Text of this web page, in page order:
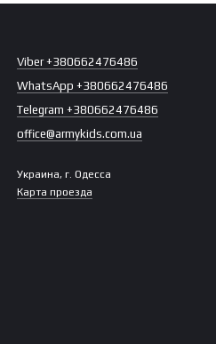
Viber +380662476486
WhatsApp +380662476486
Telegram +380662476486
office@armykids.com.ua
Украина, г. Одесса
Карта проезда